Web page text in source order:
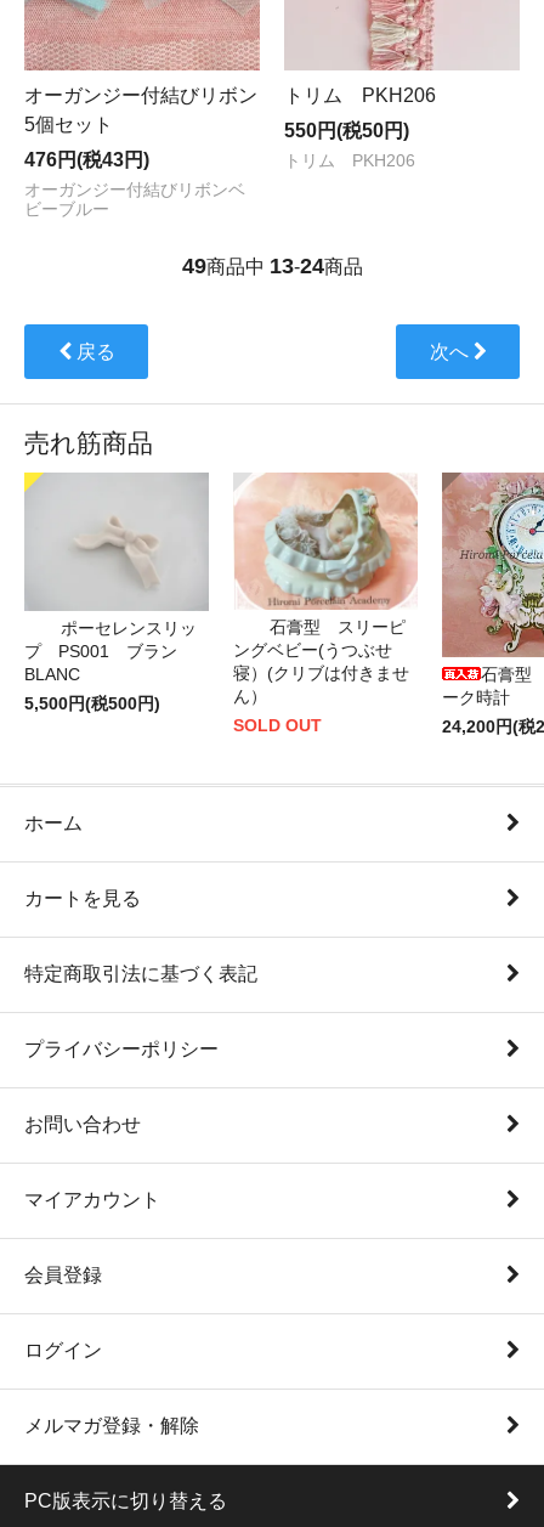
オーガンジー付結びリボン
5個セット
476円(税43円)
オーガンジー付結びリボンベ
ビーブルー
トリム PKH206
550円(税50円)
トリム PKH206
49商品中 13-24商品
戻る 次へ
売れ筋商品
ポーセレンスリッ
プ PS001 ブラン
BLANC
5,500円(税500円)
石膏型 スリーピ
ングベビー(うつぶせ
寝）(クリブは付きませ
ん）
SOLD OUT
石膏型
ーク時計
24,200円(税
ホーム
カートを見る
特定商取引法に基づく表記
プライバシーポリシー
お問い合わせ
マイアカウント
会員登録
ログイン
メルマガ登録・解除
PC版表示に切り替える